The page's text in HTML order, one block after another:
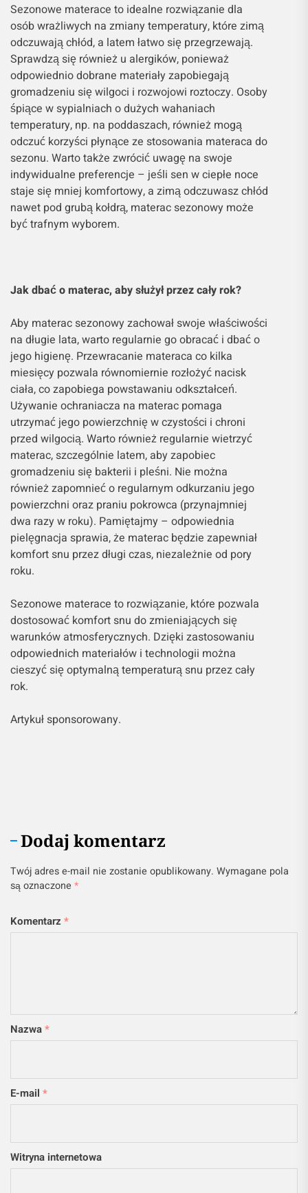
Sezonowe materace to idealne rozwiązanie dla
osób wrażliwych na zmiany temperatury, które zimą
odczuwają chłód, a latem łatwo się przegrzewają.
Sprawdzą się również u alergików, ponieważ
odpowiednio dobrane materiały zapobiegają
gromadzeniu się wilgoci i rozwojowi roztoczy. Osoby
śpiące w sypialniach o dużych wahaniach
temperatury, np. na poddaszach, również mogą
odczuć korzyści płynące ze stosowania materaca do
sezonu. Warto także zwrócić uwagę na swoje
indywidualne preferencje – jeśli sen w ciepłe noce
staje się mniej komfortowy, a zimą odczuwasz chłód
nawet pod grubą kołdrą, materac sezonowy może
być trafnym wyborem.
Jak dbać o materac, aby służył przez cały rok?
Aby materac sezonowy zachował swoje właściwości
na długie lata, warto regularnie go obracać i dbać o
jego higienę. Przewracanie materaca co kilka
miesięcy pozwala równomiernie rozłożyć nacisk
ciała, co zapobiega powstawaniu odkształceń.
Używanie ochraniacza na materac pomaga
utrzymać jego powierzchnię w czystości i chroni
przed wilgocią. Warto również regularnie wietrzyć
materac, szczególnie latem, aby zapobiec
gromadzeniu się bakterii i pleśni. Nie można
również zapomnieć o regularnym odkurzaniu jego
powierzchni oraz praniu pokrowca (przynajmniej
dwa razy w roku). Pamiętajmy – odpowiednia
pielęgnacja sprawia, że materac będzie zapewniał
komfort snu przez długi czas, niezależnie od pory
roku.
Sezonowe materace to rozwiązanie, które pozwala
dostosować komfort snu do zmieniających się
warunków atmosferycznych. Dzięki zastosowaniu
odpowiednich materiałów i technologii można
cieszyć się optymalną temperaturą snu przez cały
rok.
Artykuł sponsorowany.
Dodaj komentarz
Twój adres e-mail nie zostanie opublikowany. Wymagane pola
są oznaczone *
Komentarz *
Nazwa*
E-mail *
Witryna internetowa